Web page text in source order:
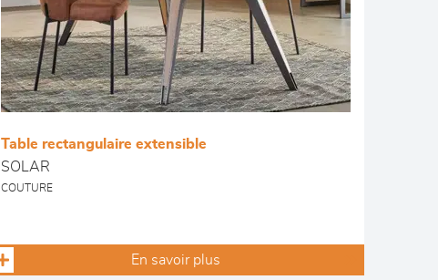
Table rectangulaire extensible
SOLAR
COUTURE
En savoir plus